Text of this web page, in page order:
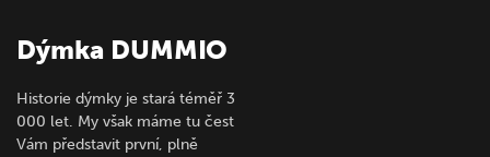
Dýmka DUMMIO
Historie dýmky je stará téměř 3
000 let. My však máme tu čest
Vám představit první, plně